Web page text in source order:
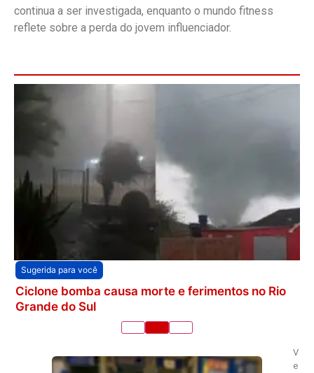
continua a ser investigada, enquanto o mundo fitness
reflete sobre a perda do jovem influenciador.
Sugerida para você
Ciclone bomba causa morte e ferimentos no Rio
Grande do Sul
V
e